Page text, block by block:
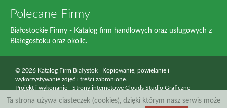
Polecane Firmy
Białostockie Firmy - Katalog firm handlowych oraz usługowych z
Białegostoku oraz okolic.
© 2026 Katalog Firm Białystok | Kopiowanie, powielanie i
wykorzystywanie zdjęć i treści zabronione.
Projekt i wykonanie - Strony internetowe Clouds Studio Graficzne
Ta strona używa ciasteczek (cookies), dzięki którym nasz serwis może